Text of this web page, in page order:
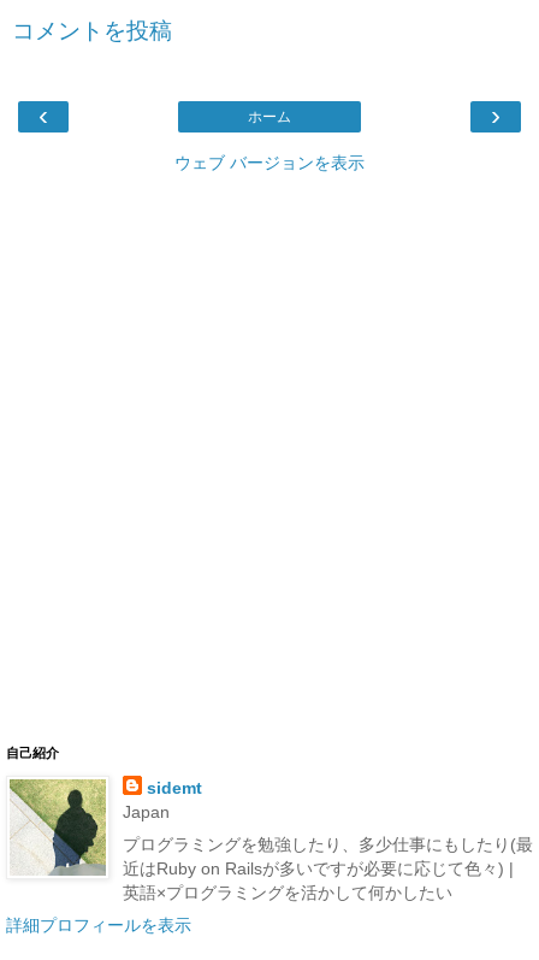
コメントを投稿
‹ ›
ホーム
ウェブ バージョンを表示
自己紹介
sidemt
Japan
プログラミングを勉強したり、多少仕事にもしたり(最
近はRuby on Railsが多いですが必要に応じて色々) |
英語×プログラミングを活かして何かしたい
詳細プロフィールを表示